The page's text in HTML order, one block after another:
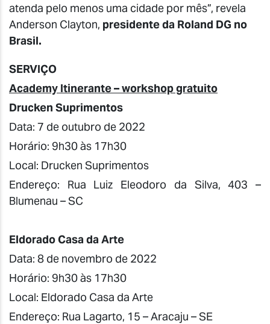
atenda pelo menos uma cidade por mês”, revela
Anderson Clayton, presidente da Roland DG no
Brasil.
SERVIÇO
Academy Itinerante – workshop gratuito
Drucken Suprimentos
Data: 7 de outubro de 2022
Horário: 9h30 às 17h30
Local: Drucken Suprimentos
Endereço: Rua Luiz Eleodoro da Silva, 403 –
Blumenau – SC
Eldorado Casa da Arte
Data: 8 de novembro de 2022
Horário: 9h30 às 17h30
Local: Eldorado Casa da Arte
Endereço: Rua Lagarto, 15 – Aracaju – SE